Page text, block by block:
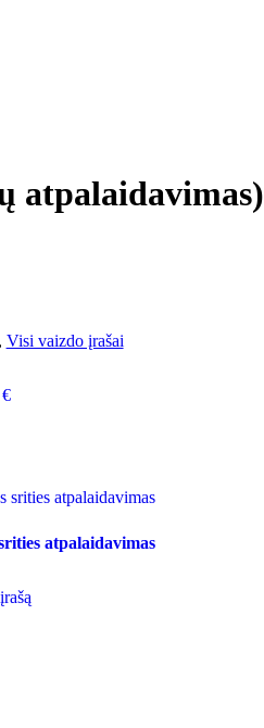
atpalaidavimas)
Visi vaizdo įrašai
€
atpalaidavimas